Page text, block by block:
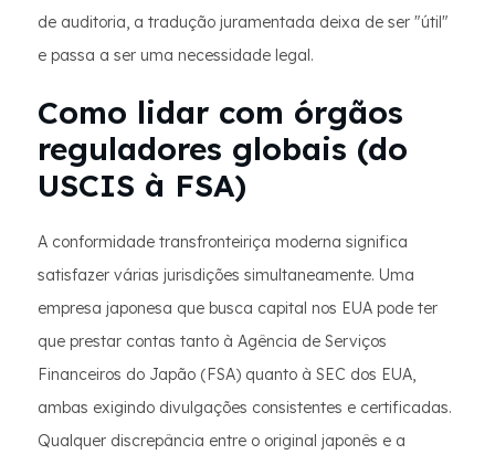
de auditoria, a tradução juramentada deixa de ser "útil"
e passa a ser uma necessidade legal.
Como lidar com órgãos
reguladores globais (do
USCIS à FSA)
A conformidade transfronteiriça moderna significa
satisfazer várias jurisdições simultaneamente. Uma
empresa japonesa que busca capital nos EUA pode ter
que prestar contas tanto à Agência de Serviços
Financeiros do Japão (FSA) quanto à SEC dos EUA,
ambas exigindo divulgações consistentes e certificadas.
Qualquer discrepância entre o original japonês e a